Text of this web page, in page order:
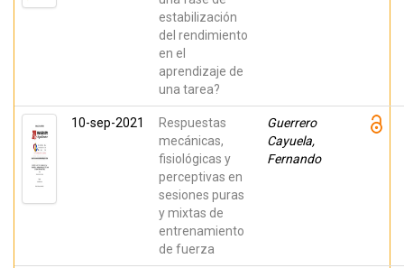
estabilización
del rendimiento
en el
aprendizaje de
una tarea?
10-sep-2021
Respuestas
mecánicas,
fisiológicas y
perceptivas en
sesiones puras
y mixtas de
entrenamiento
de fuerza
Guerrero
Cayuela,
Fernando